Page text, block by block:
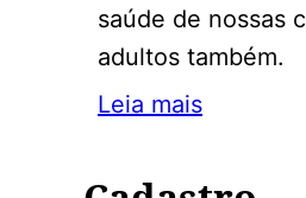
saúde de nossas
adultos também.
Leia mais